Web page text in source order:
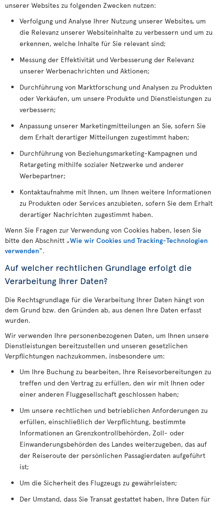
unserer Websites zu folgenden Zwecken nutzen:
Verfolgung und Analyse Ihrer Nutzung unserer Websites, um
die Relevanz unserer Websiteinhalte zu verbessern und um zu
erkennen, welche Inhalte für Sie relevant sind;
Messung der Effektivität und Verbesserung der Relevanz
unserer Werbenachrichten und Aktionen;
Durchführung von Marktforschung und Analysen zu Produkten
oder Verkäufen, um unsere Produkte und Dienstleistungen zu
verbessern;
Anpassung unserer Marketingmitteilungen an Sie, sofern Sie
dem Erhalt derartiger Mitteilungen zugestimmt haben;
Durchführung von Beziehungsmarketing-Kampagnen und
Retargeting mithilfe sozialer Netzwerke und anderer
Werbepartner;
Kontaktaufnahme mit Ihnen, um Ihnen weitere Informationen
zu Produkten oder Services anzubieten, sofern Sie dem Erhalt
derartiger Nachrichten zugestimmt haben.
Wenn Sie Fragen zur Verwendung von Cookies haben, lesen Sie
bitte den Abschnitt „Wie wir Cookies und Tracking-Technologien
verwenden“.
Auf welcher rechtlichen Grundlage erfolgt die
Verarbeitung Ihrer Daten?
Die Rechtsgrundlage für die Verarbeitung Ihrer Daten hängt von
dem Grund bzw. den Gründen ab, aus denen Ihre Daten erfasst
wurden.
Wir verwenden Ihre personenbezogenen Daten, um Ihnen unsere
Dienstleistungen bereitzustellen und unseren gesetzlichen
Verpflichtungen nachzukommen, insbesondere um:
Um Ihre Buchung zu bearbeiten, Ihre Reisevorbereitungen zu
treffen und den Vertrag zu erfüllen, den wir mit Ihnen oder
einer anderen Fluggesellschaft geschlossen haben;
Um unsere rechtlichen und betrieblichen Anforderungen zu
erfüllen, einschließlich der Verpflichtung, bestimmte
Informationen an Grenzkontrollbehörden, Zoll- oder
Einwanderungsbehörden des Landes weiterzugeben, das auf
der Reiseroute der persönlichen Passagierdaten aufgeführt
ist;
Um die Sicherheit des Flugzeugs zu gewährleisten;
Der Umstand, dass Sie Transat gestattet haben, Ihre Daten für